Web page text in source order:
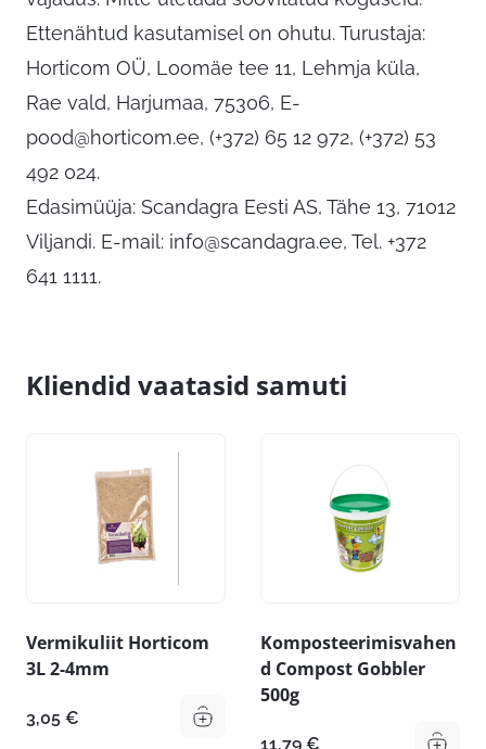
Ettenähtud kasutamisel on ohutu. Turustaja:
Horticom OÜ, Loomäe tee 11, Lehmja küla,
Rae vald, Harjumaa, 75306, E-
pood@horticom.ee, (+372) 65 12 972, (+372) 53
492 024.
Edasimüüja: Scandagra Eesti AS, Tähe 13, 71012
Viljandi. E-mail: info@scandagra.ee, Tel. +372
641 1111.
Kliendid vaatasid samuti
Vermikuliit Horticom
3L 2-4mm
3,05 €
Komposteerimisvahen
d Compost Gobbler
500g
11,79 €